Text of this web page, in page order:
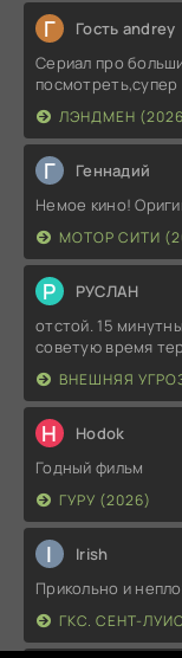
Г Гость andrey
Сериал про
посмотреть,супер
ЛЭНДМЕН
Г Геннадий
Немое кино!
МОТОР СИТИ
Р РУСЛАН
отстой. 15
советую время
ВНЕШНЯЯ
H Hodok
Годный фильм
ГУРУ (2026)
I Irish
Прикольно и
ГКС. СЕНТ-